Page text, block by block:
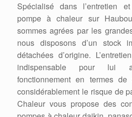
Spécialisé dans l’entretien
pompe à chaleur sur
sommes agrées par les
nous disposons d’un stock
détachées d’origine.
indispensable pour lui
fonctionnement en termes
considérablement le risque de
Chaleur vous propose des